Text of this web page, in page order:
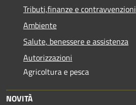
Tributi,finanze e contravvenzioni
Ambiente
Salute, benessere e assistenza
Autorizzazioni
Agricoltura e pesca
NOVITÀ